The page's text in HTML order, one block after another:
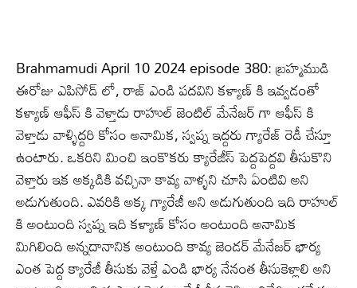
Brahmamudi April 10 2024 episode 380: బ్రహ్మముడి
ఈరోజు ఎపిసోడ్ లో, రాజ్ ఎండి పదవిని కళ్యాణ్ కి ఇవ్వడంతో
కళ్యాణ్ ఆఫీస్ కి వెళ్తాడు రాహుల్ జెంటిల్ మేనేజర్ గా ఆఫీస్ కి
వెళ్తాడు వాళ్ళిద్దరి కోసం అనామిక, స్వప్న ఇద్దరు గ్యారేజ్ రెడీ చేస్తూ
ఉంటారు. ఒకరిని మించి ఇంకొకరు క్యారేజీస్ పెద్దపెద్దవి తీసుకొని
వెళ్తారు ఇక అక్కడికి వచ్చినా కావ్య వాళ్ళని చూసి ఏంటివి అని
అడుగుతుంది. ఎవరికి అక్క గ్యారేజీ అని అడుగుతుంది ఇది రాహుల్
కి అంటుంది స్వప్న ఇది కళ్యాణ్ కోసం అంటుంది అనామిక
మిగిలింది అన్నదానానిక అంటుంది కావ్య జెండర్ మేనేజర్ భార్య
ఎంత పెద్ద క్యారేజీ తీసుకు వెళ్తే ఎండి భార్య నేనంత తీసుకెళ్లాలి అని